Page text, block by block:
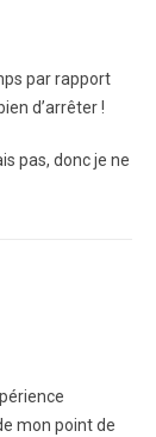
par rapport
d’arrêter !
pas, donc je ne
mon point de